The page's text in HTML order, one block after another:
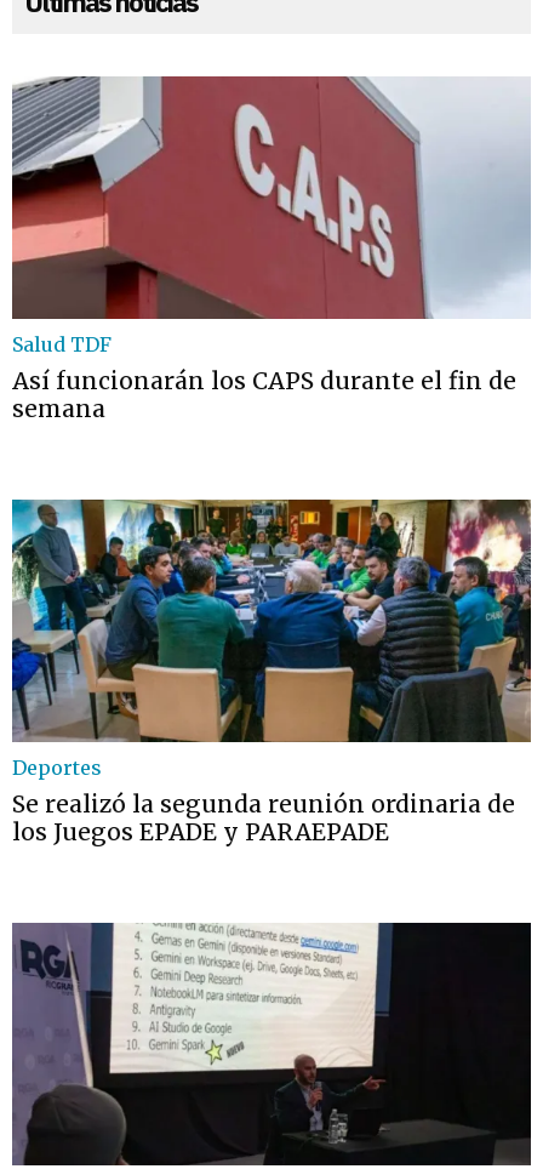
Salud TDF
Así funcionarán los CAPS durante el fin de
semana
Deportes
Se realizó la segunda reunión ordinaria de
los Juegos EPADE y PARAEPADE